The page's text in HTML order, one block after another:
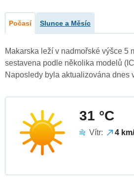
Počasí Slunce a Měsíc
Makarska leží v nadmořské výšce 5
sestavena podle několika modelů
Naposledy byla aktualizována dnes
31 °C
Vítr: 4